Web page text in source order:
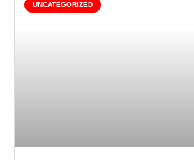
UNCATEGORIZED